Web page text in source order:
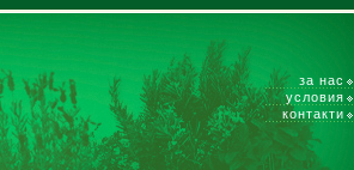
за нас
условия
контакти